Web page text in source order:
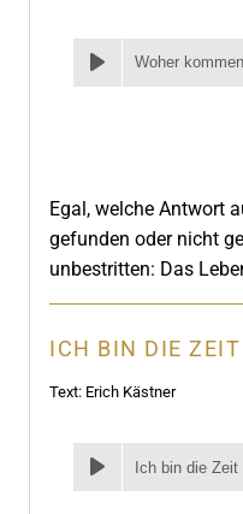
Woher
Egal, welche Antwort
gefunden oder nicht
unbestritten: Das
ICH BIN DIE ZEIT
Text: Erich Kästner
Ich bin die